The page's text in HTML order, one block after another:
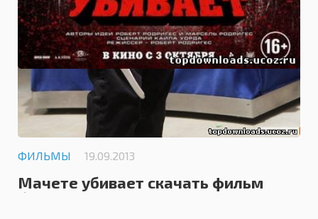
ФИЛЬМЫ 19.09.2013
Мачете убивает скачать фильм
бесплатно